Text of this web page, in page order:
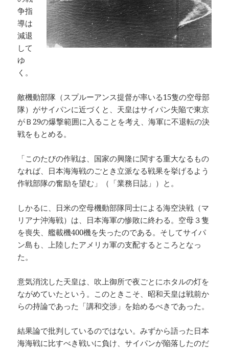
争指
導は
減退
して
ゆ
く。
敵機動部隊（スプルーアンス提督が率いる15隻の空母部
隊）がサイパンに近づくと、天皇はサイパン失陥で東京
がＢ29の爆撃範囲に入ることを考え、海軍に不退転の決
戦をもとめる。
「このたびの作戦は、国家の興隆に関する重大なるもの
なれば、日本海海戦のごとき立派なる戦果を挙げるよう
作戦部隊の奮励を望む」（「業務日誌」）と。
しかるに、日米の空母機動部隊同士による海空決戦（マ
リアナ沖海戦）は、日本海軍の惨敗に終わる。空母３隻
を喪失、艦載機400機を失ったのである。そしてサイパ
ン島も、上陸したアメリカ軍の支配するところとなっ
た。
意気消沈した天皇は、吹上御所で夜ごとにホタルの灯を
ながめていたという。このときこそ、昭和天皇は戦前か
らの持論であった「講和交渉」を始めるべきであった。
結果論で批判しているのではない。みずから語った日本
海海戦に比すべき戦いに負け、サイパンが陥落したのだ